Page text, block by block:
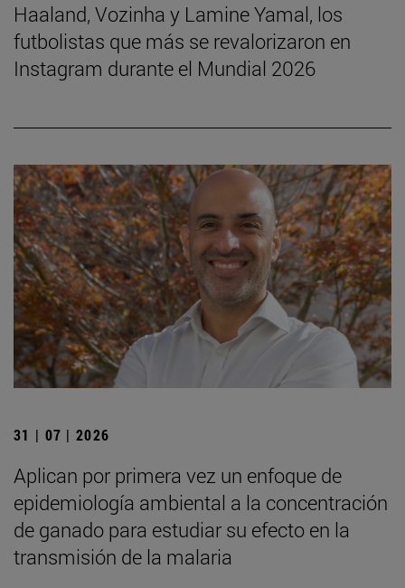
Haaland, Vozinha y Lamine Yamal, los
futbolistas que más se revalorizaron en
Instagram durante el Mundial 2026
31 | 07 | 2026
Aplican por primera vez un enfoque de
epidemiología ambiental a la concentración
de ganado para estudiar su efecto en la
transmisión de la malaria